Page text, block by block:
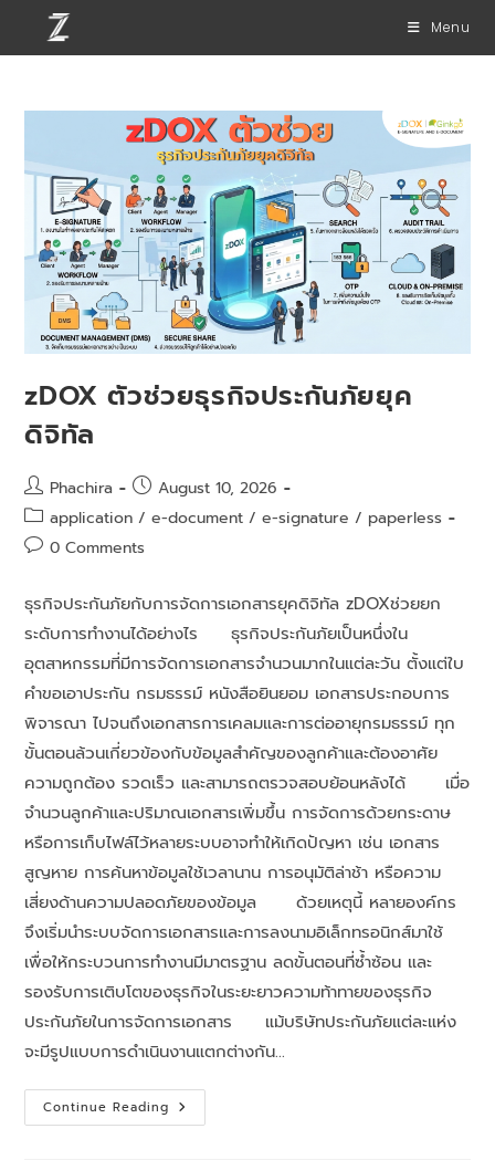
Menu
zDOX ตัวช่วยธุรกิจประกันภัยยุค
ดิจิทัล
Phachira
August 10, 2026
application / e-document / e-signature / paperless
0 Comments
ธุรกิจประกันภัยกับการจัดการเอกสารยุคดิจิทัล zDOXช่วยยก
ระดับการทำงานได้อย่างไร ธุรกิจประกันภัยเป็นหนึ่งใน
อุตสาหกรรมที่มีการจัดการเอกสารจำนวนมากในแต่ละวัน ตั้งแต่ใบ
คำขอเอาประกัน กรมธรรม์ หนังสือยินยอม เอกสารประกอบการ
พิจารณา ไปจนถึงเอกสารการเคลมและการต่ออายุกรมธรรม์ ทุก
ขั้นตอนล้วนเกี่ยวข้องกับข้อมูลสำคัญของลูกค้าและต้องอาศัย
ความถูกต้อง รวดเร็ว และสามารถตรวจสอบย้อนหลังได้ เมื่อ
จำนวนลูกค้าและปริมาณเอกสารเพิ่มขึ้น การจัดการด้วยกระดาษ
หรือการเก็บไฟล์ไว้หลายระบบอาจทำให้เกิดปัญหา เช่น เอกสาร
สูญหาย การค้นหาข้อมูลใช้เวลานาน การอนุมัติล่าช้า หรือความ
เสี่ยงด้านความปลอดภัยของข้อมูล ด้วยเหตุนี้ หลายองค์กร
จึงเริ่มนำระบบจัดการเอกสารและการลงนามอิเล็กทรอนิกส์มาใช้
เพื่อให้กระบวนการทำงานมีมาตรฐาน ลดขั้นตอนที่ซ้ำซ้อน และ
รองรับการเติบโตของธุรกิจในระยะยาวความท้าทายของธุรกิจ
ประกันภัยในการจัดการเอกสาร แม้บริษัทประกันภัยแต่ละแห่ง
จะมีรูปแบบการดำเนินงานแตกต่างกัน…
Continue Reading